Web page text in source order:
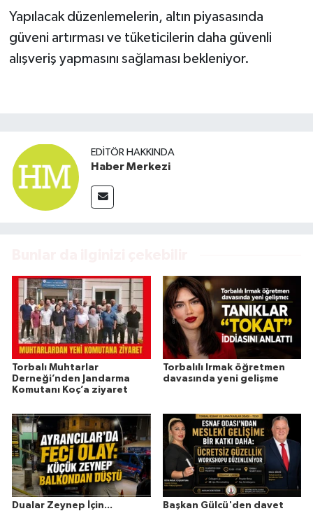
Yapılacak düzenlemelerin, altın piyasasında
güveni artırması ve tüketicilerin daha güvenli
alışveriş yapmasını sağlaması bekleniyor.
EDITÖR HAKKINDA
Haber Merkezi
Torbalı Muhtarlar
Derneği’nden Jandarma
Komutanı Koç’a ziyaret
Torbalılı Irmak öğretmen
davasında yeni gelişme
Dualar Zeynep İçin... Başkan Gülcü'den davet